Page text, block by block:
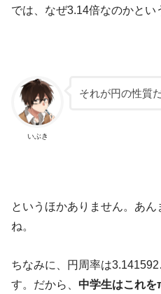
では、なぜ3.14倍なのかとい
いぶき
それが円の性質
というほかありません。あ
ね。
ちなみに、円周率は
す。だから、中学生はこれを